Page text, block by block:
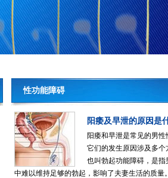
性功能障碍
阳痿及早泄的原因是
阳痿和早泄是常见的男性
它们的发生原因涉及多个
也叫勃起功能障碍，是指
中难以维持足够的勃起，影响了夫妻生活的质量